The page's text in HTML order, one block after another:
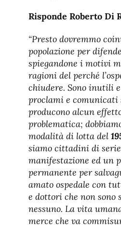
Risponde Roberto Di
“Presto dovremmo
popolazione per
spiegandone i motivi
ragioni del perché
chiudere. Sono inutili
proclami e comunicati
producono alcun
problematica;
modalità di lotta del
siamo cittadini di
manifestazione ed un
permanente per
amato ospedale con
e dottori che non sono
nessuno. La vita
merce che va